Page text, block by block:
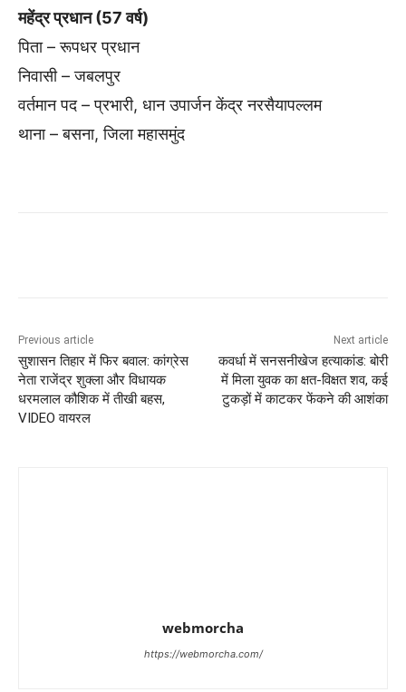
महेंद्र प्रधान (57 वर्ष)
पिता – रूपधर प्रधान
निवासी – जबलपुर
वर्तमान पद – प्रभारी, धान उपार्जन केंद्र नरसैयापल्लम
थाना – बसना, जिला महासमुंद
Previous article
सुशासन तिहार में फिर बवाल: कांग्रेस
नेता राजेंद्र शुक्ला और विधायक
धरमलाल कौशिक में तीखी बहस,
VIDEO वायरल
Next article
कवर्धा में सनसनीखेज हत्याकांड: बोरी
में मिला युवक का क्षत-विक्षत शव, कई
टुकड़ों में काटकर फेंकने की आशंका
webmorcha
https://webmorcha.com/